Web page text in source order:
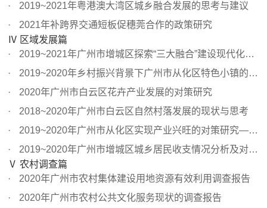
2019~2021年粤港澳大湾区城乡融合发展的思考与建议
2021年补跨界交通短板促穗莞合作的政策研究
Ⅳ 区域发展篇
2019~2021年广州市增城区探索“三大融合”建设现代化中等规...
2019~2020年乡村振兴背景下广州市从化区特色小镇的建设成效...
2020年广州市白云区花卉产业发展的对策研究
2018~2020年广州市白云区自然村落发展的现状与思考
2019~2020年广州市从化区实现产业兴旺的对策研究——基于人...
2019~2020年广州市增城区城乡居民收支情况分析及对策建议
Ⅴ 农村调查篇
2020年广州市农村集体建设用地资源有效利用调查报告
2020年广州市农村公共文化服务现状的调查报告